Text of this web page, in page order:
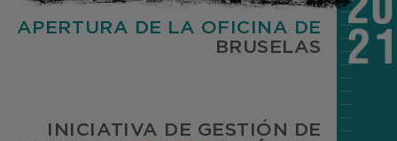
APERTURA DE LA OFICINA DE
BRUSELAS
INICIATIVA DE GESTIÓN DE